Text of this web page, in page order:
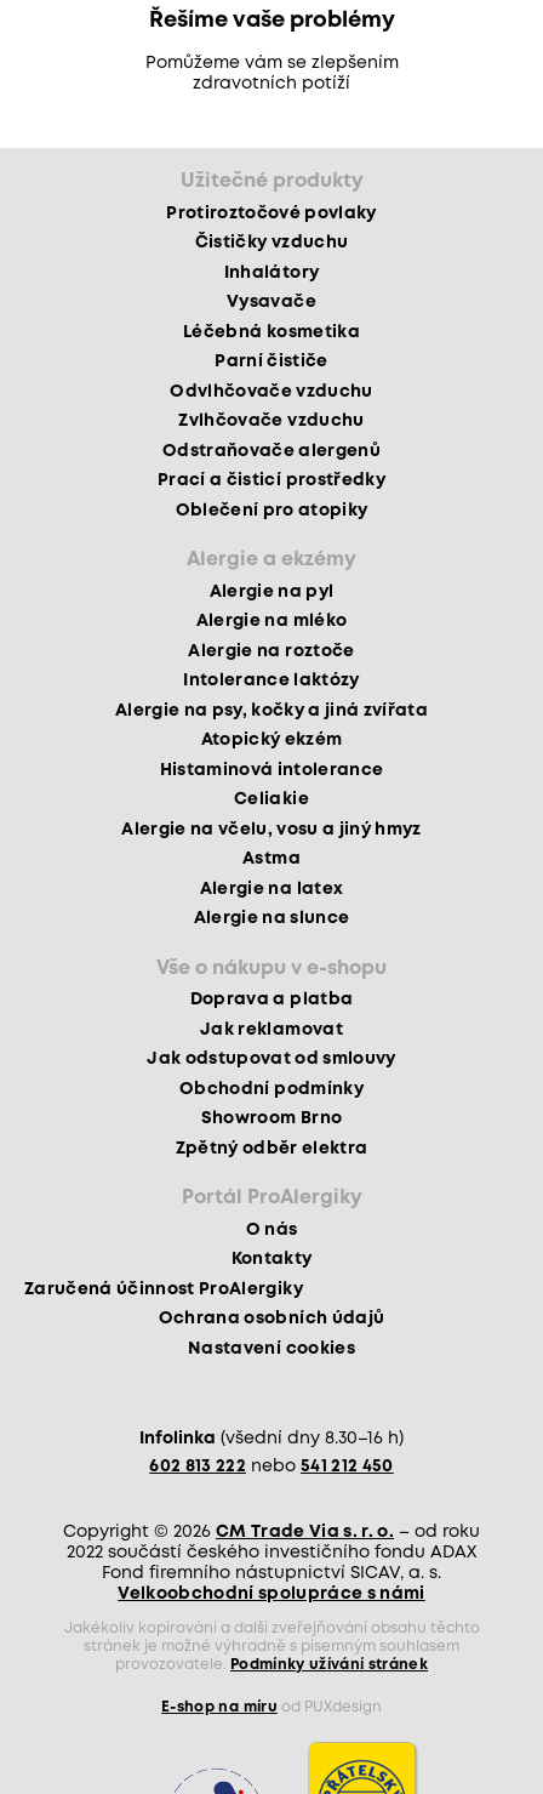
Řešíme vaše problémy
Pomůžeme vám se zlepšením
zdravotních potíží
Užitečné produkty
Protiroztočové povlaky
Čističky vzduchu
Inhalátory
Vysavače
Léčebná kosmetika
Parní čističe
Odvlhčovače vzduchu
Zvlhčovače vzduchu
Odstraňovače alergenů
Prací a čisticí prostředky
Oblečení pro atopiky
Alergie a ekzémy
Alergie na pyl
Alergie na mléko
Alergie na roztoče
Intolerance laktózy
Alergie na psy, kočky a jiná zvířata
Atopický ekzém
Histaminová intolerance
Celiakie
Alergie na včelu, vosu a jiný hmyz
Astma
Alergie na latex
Alergie na slunce
Vše o nákupu v e-shopu
Doprava a platba
Jak reklamovat
Jak odstupovat od smlouvy
Obchodní podmínky
Showroom Brno
Zpětný odběr elektra
Portál ProAlergiky
O nás
Kontakty
Zaručená účinnost ProAlergiky
Ochrana osobních údajů
Nastavení cookies
Infolinka (všední dny 8.30–16 h)
602 813 222 nebo 541 212 450
Copyright © 2026 CM Trade Via s. r. o. – od roku
2022 součástí českého investičního fondu ADAX
Fond firemního nástupnictví SICAV, a. s.
Velkoobchodní spolupráce s námi
Jakékoliv kopírování a další zveřejňování obsahu těchto
stránek je možné výhradně s písemným souhlasem
provozovatele.
Podmínky užívání stránek
E-shop na míru od PUXdesign